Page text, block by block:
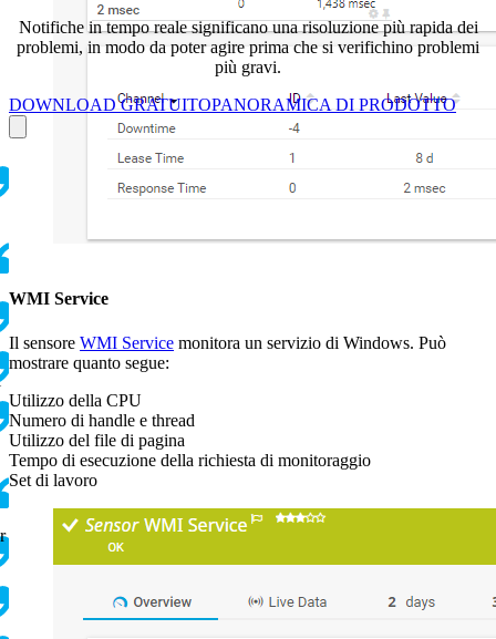
WMI Service
Il sensore WMI Service monitora un servizio di Windows. Può
mostrare quanto segue:
Utilizzo della CPU
Numero di handle e thread
Utilizzo del file di pagina
Tempo di esecuzione della richiesta di monitoraggio
Set di lavoro
Notifiche in tempo reale significano una risoluzione più rapida dei
problemi, in modo da poter agire prima che si verifichino problemi
più gravi.
DOWNLOAD GRATUITOPANORAMICA DI PRODOTTO